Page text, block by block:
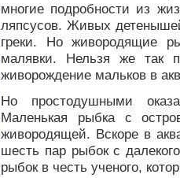
многие подробности из
ляпсусов. Живых
греки. Но живородящие
малявки. Нельзя же так
живорождение мальков в
Но простодушными
Маленькая рыбка с
живородящей. Вскоре в
шесть пар рыбок с
рыбок в честь ученого,